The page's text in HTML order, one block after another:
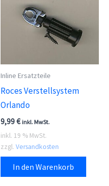
Inline Ersatzteile
Roces Verstellsystem
Orlando
9,99€ inkl. MwSt.
inkl. 19 % MwSt.
zzgl. Versandkosten
In den Warenkorb